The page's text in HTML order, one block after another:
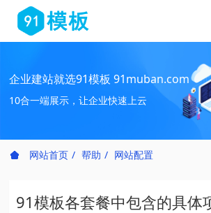
企业建站就选91模板 91muban.com
10合一端展示，让企业快速上云
网站首页 帮助 网站配置
91模板各套餐中包含的具体